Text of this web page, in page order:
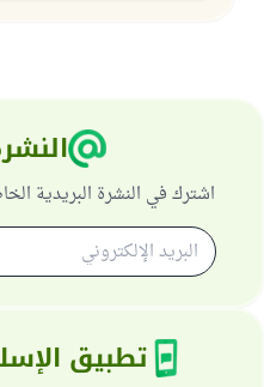
اشترك في النشرة البريدية
تطبيق